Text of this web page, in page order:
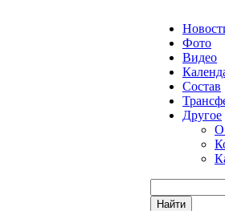
Фото
Видео
Состав
Другое
О
Найти